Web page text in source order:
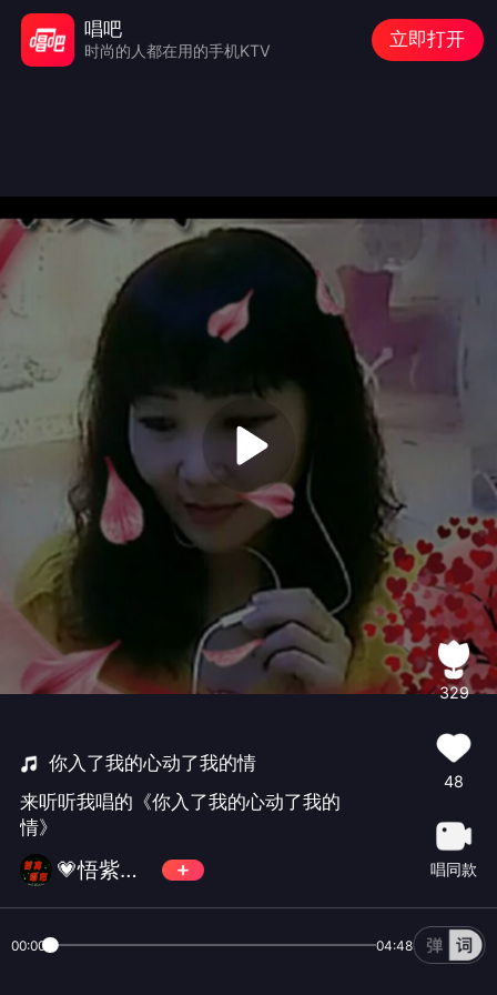
你入了我的心动了我的情
来听听我唱的《你入了我的心动了我的
情》
💗悟紫💗💛💜💗
329
48
唱同款
00:00 04:48
唱吧
时尚的人都在用的手机KTV
立即打开